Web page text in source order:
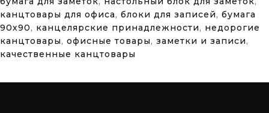
канцтовары для офиса, блоки для записей, бумага
90х90, канцелярские принадлежности, недорогие
канцтовары, офисные товары, заметки и записи,
качественные канцтовары